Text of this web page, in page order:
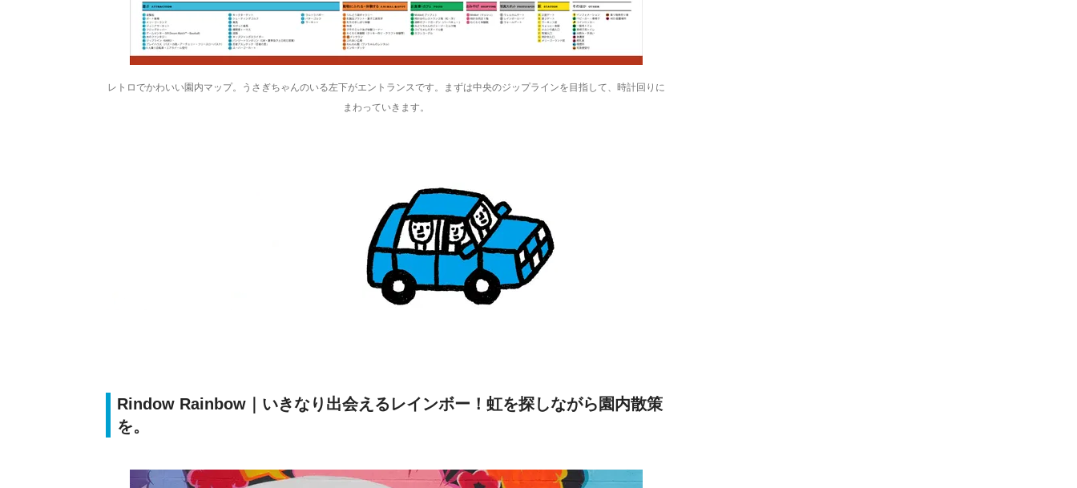
レトロでかわいい園内マップ。うさぎちゃんのいる左下がエントランスです。まずは中央のジップラインを目指して、時計回りに
まわっていきます。
Rindow Rainbow｜いきなり出会えるレインボー！虹を探しながら園内散策
を。